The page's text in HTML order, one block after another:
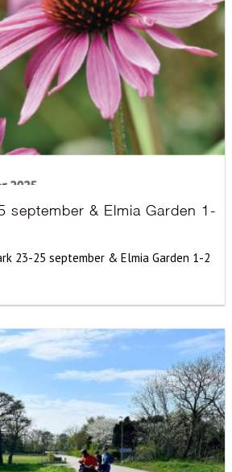
september & Elmia Garden 1-
23-25 september & Elmia Garden 1-2